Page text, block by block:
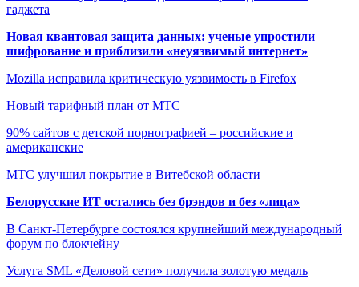
гаджета
Новая квантовая защита данных: ученые упростили
шифрование и приблизили «неуязвимый интернет»
Mozilla исправила критическую уязвимость в Firefox
Новый тарифный план от МТС
90% сайтов с детской порнографией – российские и
американские
МТС улучшил покрытие в Витебской области
Белорусские ИТ остались без брэндов и без «лица»
В Санкт-Петербурге состоялся крупнейший международный
форум по блокчейну
Услуга SML «Деловой сети» получила золотую медаль